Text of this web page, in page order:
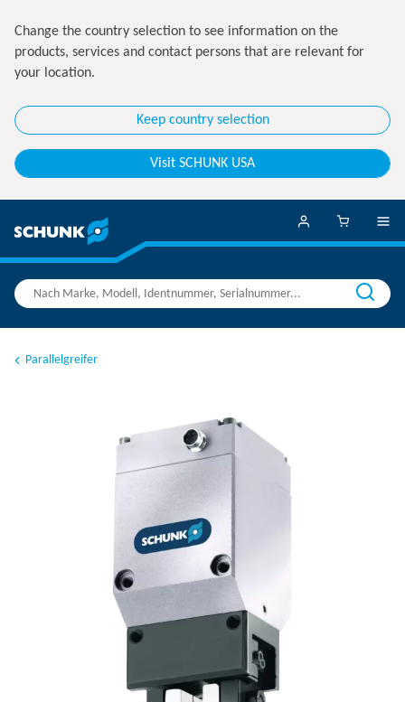
Change the country selection to see information on the
products, services and contact persons that are relevant for
your location.
Keep country selection
Visit SCHUNK USA
Parallelgreifer